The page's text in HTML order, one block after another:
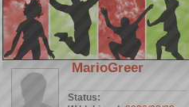
MarioGreer
Status: